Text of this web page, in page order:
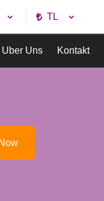
TL
Uber Uns Kontakt